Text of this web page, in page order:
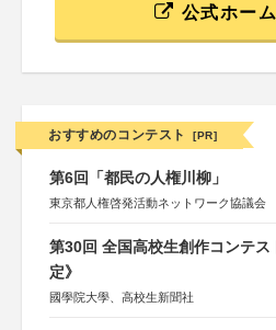
公式ホー
おすすめのコンテスト [PR]
第6回「都民の人権川柳」
東京都人権啓発活動ネットワーク協議会
第30回 全国高校生創作コンテス
定》
國學院大學、高校生新聞社